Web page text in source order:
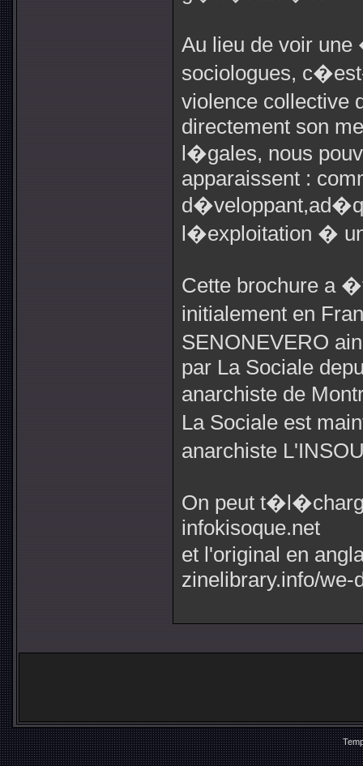
Au lieu de voir
sociologues,
violence collective
directement son
l�gales, nous
apparaissent :
l�exploitation �
Cette brochure a
initialement en
SENONEVERO
par La Sociale
anarchiste de
La Sociale est
anarchiste
On peut
infokisoque.net
et l'original en
zinelibrary.info/we-